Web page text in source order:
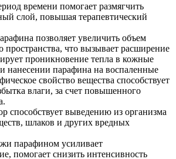
времени помогает размягчить
слой, повышая терапевтический
позволяет увеличить объем
пространства, что вызывает расширение
проникновение тепла в кожные
нанесении парафина на воспаленные
свойство вещества способствует
влаги, за счет повышенного
способствует выведению из организма
шлаков и других вредных
парафином усиливает
помогает снизить интенсивность